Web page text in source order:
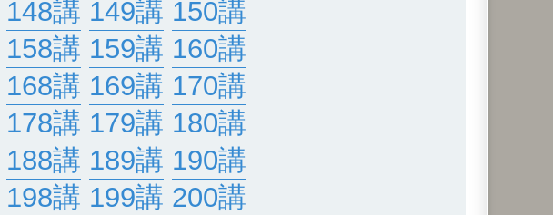
148講 149講 150講
158講 159講 160講
168講 169講 170講
178講 179講 180講
188講 189講 190講
198講 199講 200講